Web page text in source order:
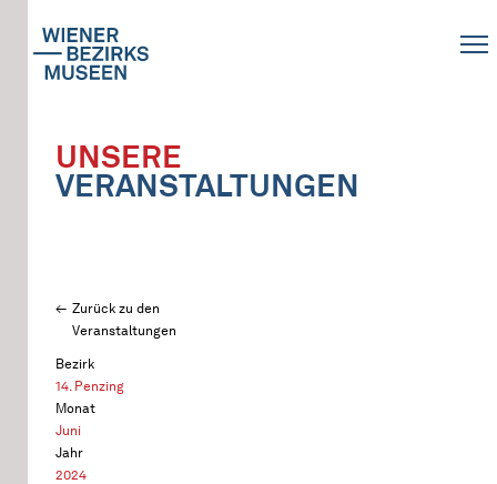
UNSERE
VERANSTALTUNGEN
Zurück zu den
Veranstaltungen
Bezirk
14. Penzing
Monat
Juni
Jahr
2024